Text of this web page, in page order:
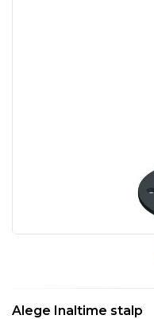
Alege Inaltime stalp